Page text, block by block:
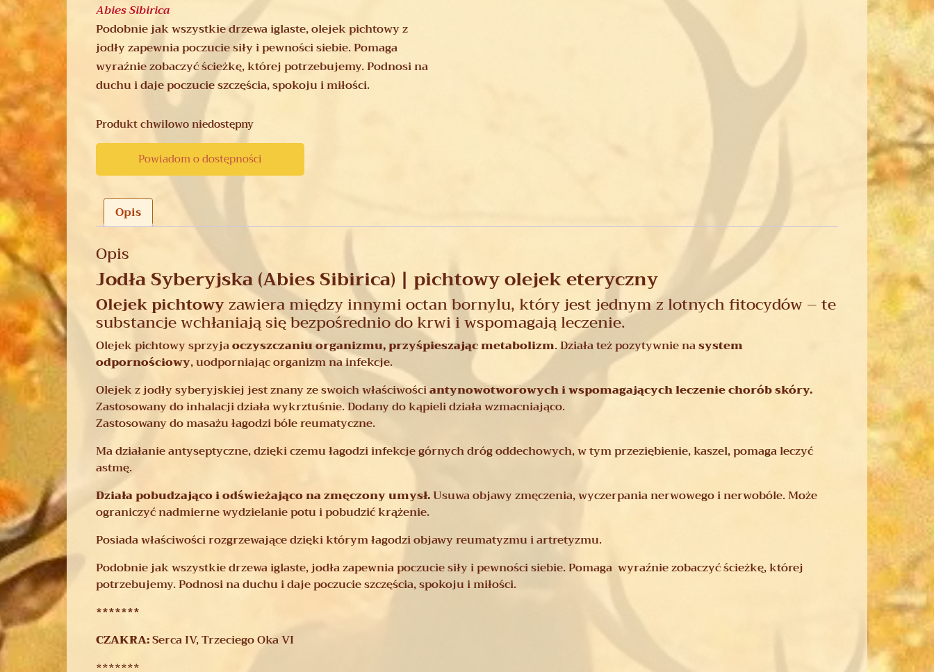
Abies Sibirica
Podobnie jak wszystkie drzewa iglaste, olejek pichtowy z
jodły zapewnia poczucie siły i pewności siebie. Pomaga
wyraźnie zobaczyć ścieżkę, której potrzebujemy. Podnosi na
duchu i daje poczucie szczęścia, spokoju i miłości.
Produkt chwilowo niedostępny
Powiadom o dostępności
Opis
Opis
Jodła Syberyjska (Abies Sibirica) | pichtowy olejek eteryczny
Olejek pichtowyzawiera między innymi octan bornylu, który jest jednym z lotnych fitocydów – te
substancje wchłaniają się bezpośrednio do krwi i wspomagają leczenie.
Olejek pichtowy sprzyjaoczyszczaniu organizmu, przyśpieszając metabolizm. Działa też pozytywnie nasystem
odpornościowy, uodporniając organizm na infekcje.
Olejek z jodły syberyjskiej jest znany ze swoich właściwościantynowotworowych i wspomagających leczenie chorób skóry.
Zastosowany do inhalacji działa wykrztuśnie. Dodany do kąpieli działa wzmacniająco.
Zastosowany do masażu łagodzi bóle reumatyczne.
Ma działanie antyseptyczne, dzięki czemu łagodzi infekcje górnych dróg oddechowych, w tym przeziębienie, kaszel, pomaga leczyć
astmę.
Działa pobudzająco i odświeżająco na zmęczony umysł.Usuwa objawy zmęczenia, wyczerpania nerwowego i nerwobóle. Może
ograniczyć nadmierne wydzielanie potu i pobudzić krążenie.
Posiada właściwości rozgrzewające dzięki którym łagodzi objawy reumatyzmu i artretyzmu.
Podobnie jak wszystkie drzewa iglaste, jodła zapewnia poczucie siły i pewności siebie. Pomaga wyraźnie zobaczyć ścieżkę, której
potrzebujemy. Podnosi na duchu i daje poczucie szczęścia, spokoju i miłości.
*******
CZAKRA:Serca IV, Trzeciego Oka VI
*******